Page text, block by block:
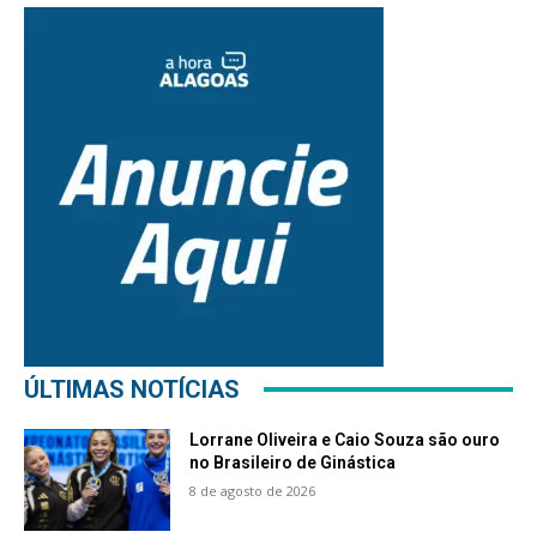
ÚLTIMAS NOTÍCIAS
Lorrane Oliveira e Caio Souza são ouro
no Brasileiro de Ginástica
8 de agosto de 2026